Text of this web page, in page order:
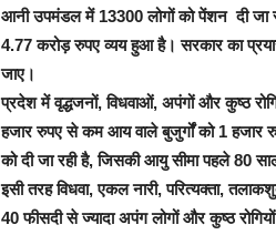
आनी उपमंडल में 13300 लोगों को पेंशन दी जा
4.77 करोड़ रुपए व्यय हुआ है। सरकार का
जाए।
प्रदेश में वृद्धजनों, विधवाओं, अपंगों और कुष्ठ
हजार रुपए से कम आय वाले बुजुर्गों को 1 हजार
को दी जा रही है, जिसकी आयु सीमा पहले 80
इसी तरह विधवा, एकल नारी, परित्यक्ता,
40 फीसदी से ज्यादा अपंग लोगों और कुष्ठ